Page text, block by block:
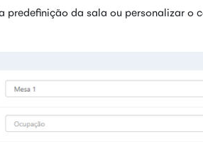
predefinição da sala ou personalizar o